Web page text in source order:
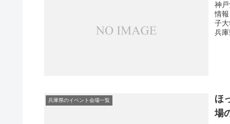
神
情
子
兵
兵庫県のイベント会場一覧
ほ
場